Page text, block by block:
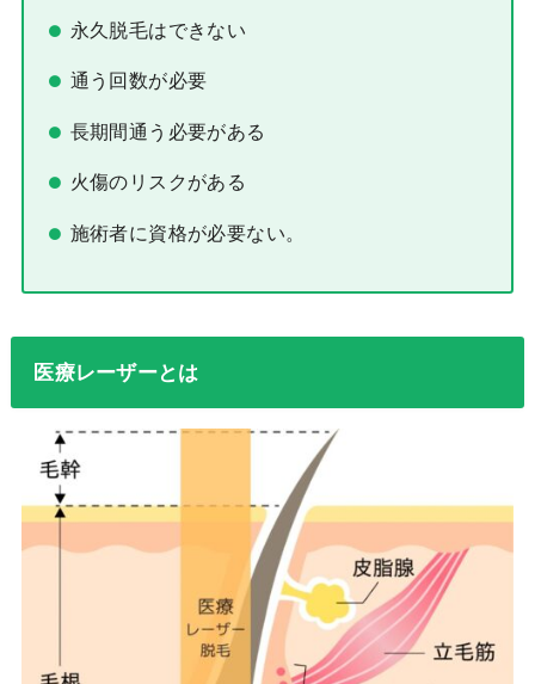
永久脱毛はできない
通う回数が必要
長期間通う必要がある
火傷のリスクがある
施術者に資格が必要ない。
医療レーザーとは